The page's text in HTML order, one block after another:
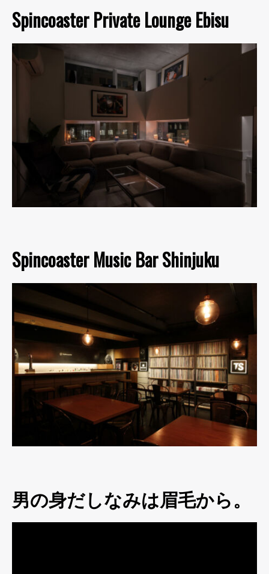
Spincoaster Private Lounge Ebisu
Spincoaster Music Bar Shinjuku
男の身だしなみは眉毛から。